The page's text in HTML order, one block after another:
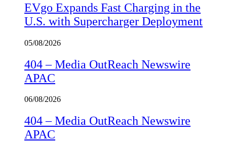
EVgo Expands Fast Charging in the
U.S. with Supercharger Deployment
05/08/2026
404 – Media OutReach Newswire
APAC
06/08/2026
404 – Media OutReach Newswire
APAC